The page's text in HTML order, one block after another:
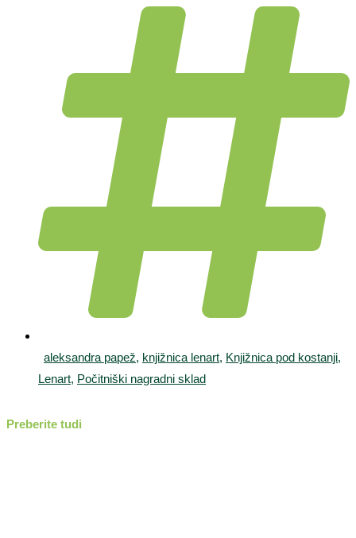
aleksandra papež, knjižnica lenart, Knjižnica pod kostanji,
Lenart, Počitniški nagradni sklad
Preberite tudi